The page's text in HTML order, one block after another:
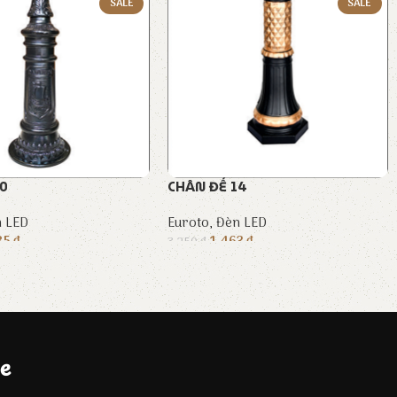
₫
CHÂN ĐẾ 14
Euroto,Đèn LED
3.250₫ 1.463₫